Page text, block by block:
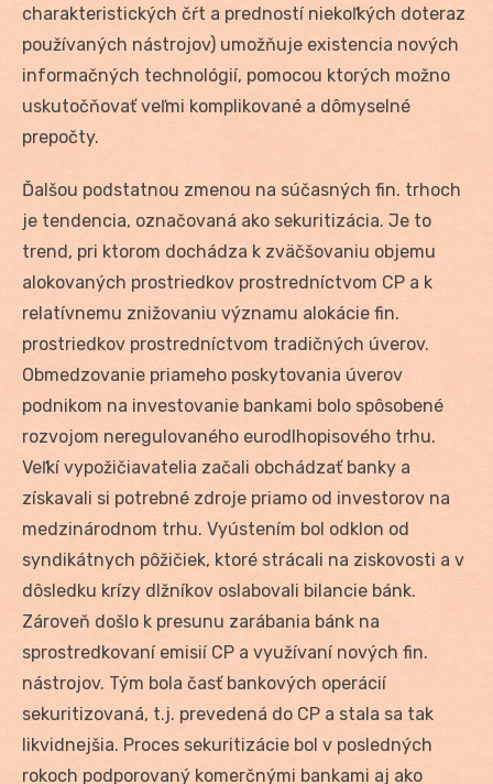
charakteristických čŕt a predností niekoľkých doteraz
používaných nástrojov) umožňuje existencia nových
informačných technológií, pomocou ktorých možno
uskutočňovať veľmi komplikované a dômyselné
prepočty.
Ďalšou podstatnou zmenou na súčasných fin. trhoch
je tendencia, označovaná ako sekuritizácia. Je to
trend, pri ktorom dochádza k zväčšovaniu objemu
alokovaných prostriedkov prostredníctvom CP a k
relatívnemu znižovaniu významu alokácie fin.
prostriedkov prostredníctvom tradičných úverov.
Obmedzovanie priameho poskytovania úverov
podnikom na investovanie bankami bolo spôsobené
rozvojom neregulovaného eurodlhopisového trhu.
Veľkí vypožičiavatelia začali obchádzať banky a
získavali si potrebné zdroje priamo od investorov na
medzinárodnom trhu. Vyústením bol odklon od
syndikátnych pôžičiek, ktoré strácali na ziskovosti a v
dôsledku krízy dlžníkov oslabovali bilancie bánk.
Zároveň došlo k presunu zarábania bánk na
sprostredkovaní emisií CP a využívaní nových fin.
nástrojov. Tým bola časť bankových operácií
sekuritizovaná, t.j. prevedená do CP a stala sa tak
likvidnejšia. Proces sekuritizácie bol v posledných
rokoch podporovaný komerčnými bankami aj ako